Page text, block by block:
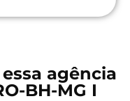
agência
BH-MG I